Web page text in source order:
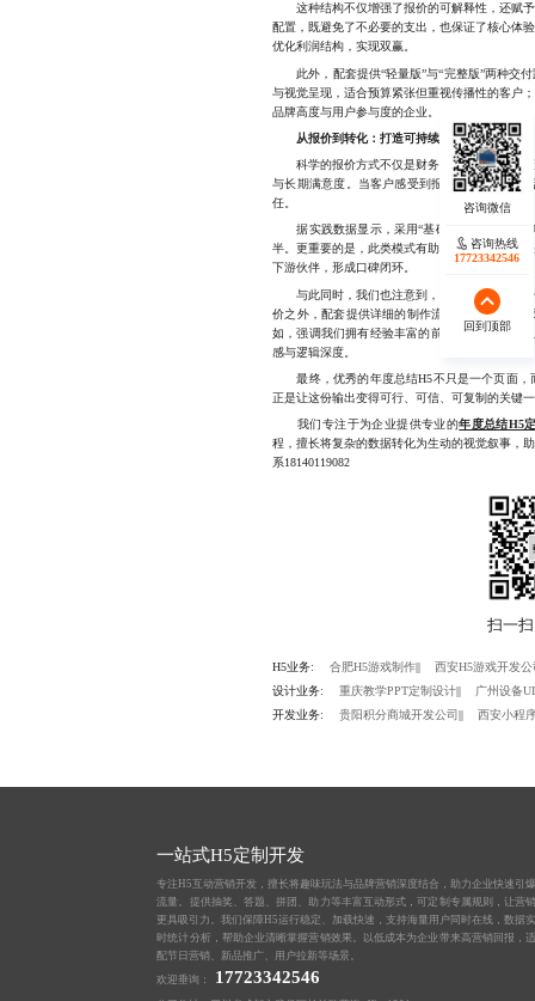
这种结构不仅增强了报价的可解释性，还赋予
配置，既避免了不必要的支出，也保证了核心体
优化利润结构，实现双赢。
此外，配套提供“轻量版”与“完整版”两种交
与视觉呈现，适合预算紧张但重视传播性的客户
品牌高度与用户参与度的企业。
从报价到转化：打造可持续的服务竞争力
科学的报价方式不仅是财务工具，更是营销策
与长期满意度。当客户感受到报价透明、服务
任。
据实践数据显示，采用“基础+升级”模式后，
半。更重要的是，此类模式有助于建立长期合
下游伙伴，形成口碑闭环。
与此同时，我们也注意到，越来越多客户开始
价之外，配套提供详细的制作流程说明、团队
如，强调我们拥有经验丰富的前端开发团队与
感与逻辑深度。
最终，优秀的年度总结H5不只是一个页面，
正是让这份输出变得可行、可信、可复制的关键
我们专注于为企业提供专业的年度总结H5
程，擅长将复杂的数据转化为生动的视觉叙事，
系18140119082
H5业务: 合肥H5游戏制作||
西安H5游戏开发公
设计业务:
重庆教学PPT定制设计||
广州设备
开发业务:
贵阳积分商城开发公司|| 西安小程
咨询热线
18140119082
回到顶部
咨询热线
17723342546
回到顶部
一站式H5定制开发
专注H5互动营销开发，擅长将趣味玩法与品牌营销深度结合，助力企业快速引
流量。提供抽奖、答题、拼团、助力等丰富互动形式，可定制专属规则，让营
更具吸引力。我们保障H5运行稳定、加载快速，支持海量用户同时在线，数据
时统计分析，帮助企业清晰掌握营销效果。以低成本为企业带来高营销回报，
配节日营销、新品推广、用户拉新等场景。
欢迎垂询：
17723342546